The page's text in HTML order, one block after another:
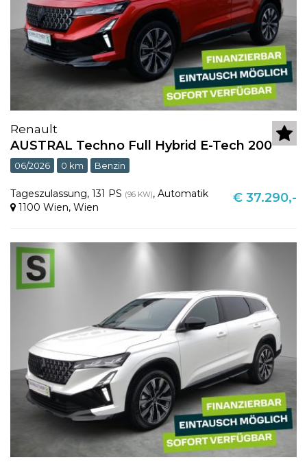
Renault
AUSTRAL Techno Full Hybrid E-Tech 200
06/2026 0 km Benzin
Tageszulassung, 131 PS (96 KW), Automatik
1100 Wien, Wien
€ 37.290,-